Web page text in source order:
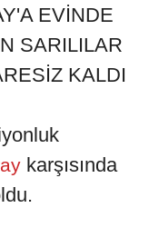
EVİNDE
SARILILAR
KALDI
karşısında